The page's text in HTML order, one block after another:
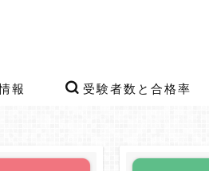
報 受験者数と合格率